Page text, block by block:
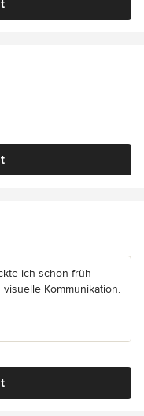
Sternen
ich schon früh
Kommunikation.